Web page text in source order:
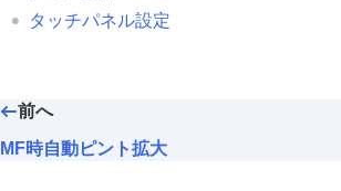
インターバル撮影機能
シャッターの設定
タッチパネル設定
前へ
MF時自動ピント拡大